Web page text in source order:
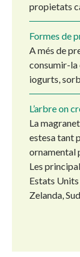
propietats
Formes de
A més de
consumir-la
iogurts,
L’arbre on
La
estesa tant
ornamental
Les
Estats
Zelanda,